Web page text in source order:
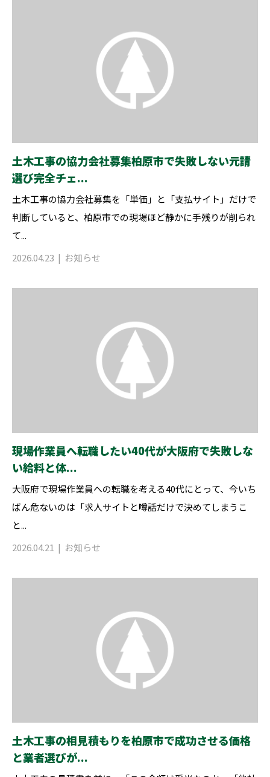
土木工事の協力会社募集柏原市で失敗しない元請
選び完全チェ...
土木工事の協力会社募集を「単価」と「支払サイト」だけで
判断していると、柏原市での現場ほど静かに手残りが削られ
て...
2026.04.23
お知らせ
現場作業員へ転職したい40代が大阪府で失敗しな
い給料と体...
大阪府で現場作業員への転職を考える40代にとって、今いち
ばん危ないのは「求人サイトと噂話だけで決めてしまうこ
と...
2026.04.21
お知らせ
土木工事の相見積もりを柏原市で成功させる価格
と業者選びが...